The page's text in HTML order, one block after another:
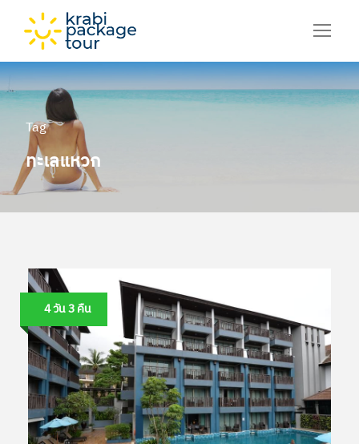
Tag
ทะเลแหวก
4 วัน 3 คืน